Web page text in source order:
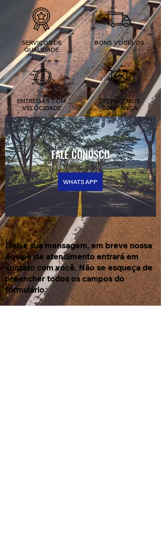
SERVIÇOS DE
QUALIDADE
BONS VEÍCULOS
ENTREGAS COM
VELOCIDADE
OFERECEMOS
CONFIANÇA
FALE CONOSCO
WHATSAPP
Deixe sua mensagem, em breve nossa
equipe de atendimento entrará em
contato com você. Não se esqueça de
preencher todos os campos do
formulário.